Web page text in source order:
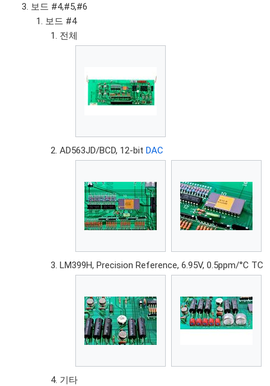
보드 #4,#5,#6
보드 #4
전체
AD563JD/BCD, 12-bitDAC
LM399H, Precision Reference, 6.95V, 0.5ppm/°C TC
기타